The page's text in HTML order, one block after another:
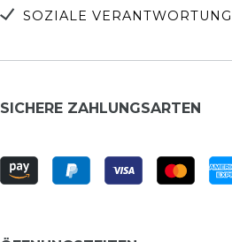
SOZIALE VERANTWORTUNG
SICHERE ZAHLUNGSARTEN